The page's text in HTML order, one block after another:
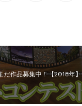
だ作品募集中！【2018年】